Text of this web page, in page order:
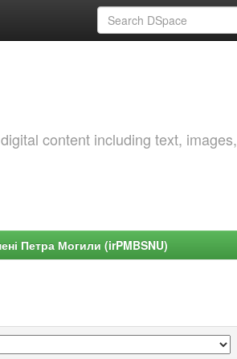
content including text, images,
Петра Могили (irPMBSNU)